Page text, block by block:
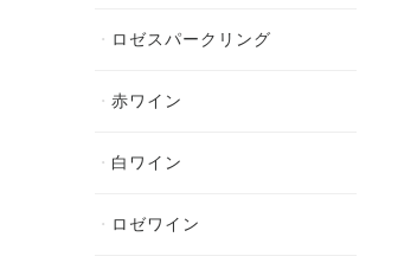
ロゼスパークリング
赤ワイン
白ワイン
ロゼワイン